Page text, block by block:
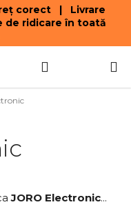
corect | Livrare
de ridicare în toată
DE
JORO Electronic...